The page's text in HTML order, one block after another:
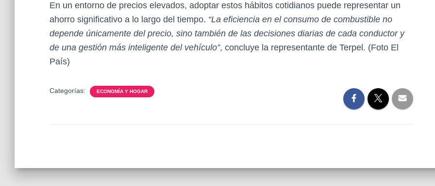
En un entorno de precios elevados, adoptar estos hábitos cotidianos puede representar un
ahorro significativo a lo largo del tiempo. “La eficiencia en el consumo de combustible no
depende únicamente del precio, sino también de las decisiones diarias de cada conductor y
de una gestión más inteligente del vehículo”, concluye la representante de Terpel. (Foto El
País)
Categorías: ECONOMÍA Y HOGAR